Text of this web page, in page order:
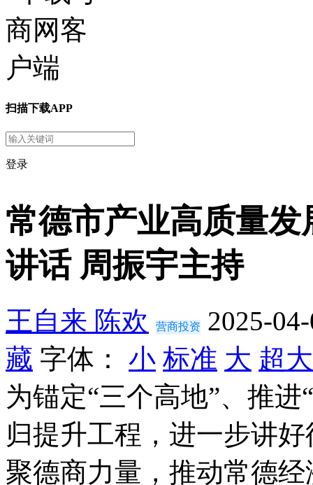
扫描下载APP
登录
常德市产业高质量
讲话 周振宇主持
王自来 陈欢 营商投资
2025-
藏 字体： 小 标准 大 超大
为锚定“三个高地”、推
归提升工程，进一步讲
聚德商力量，推动常德